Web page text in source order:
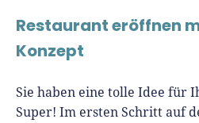
Restaurant eröffnen
Konzept
Sie haben eine tolle Idee für
Super! Im ersten Schritt auf